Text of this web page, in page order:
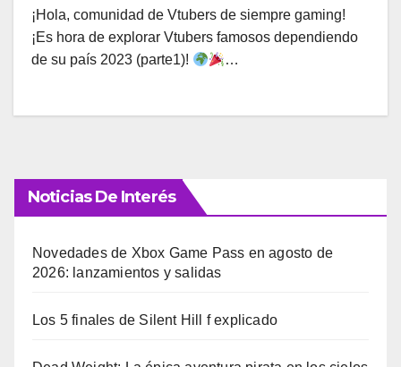
¡Hola, comunidad de Vtubers de siempre gaming!
¡Es hora de explorar Vtubers famosos dependiendo
de su país 2023 (parte1)!
…
Noticias De Interés
Novedades de Xbox Game Pass en agosto de
2026: lanzamientos y salidas
Los 5 finales de Silent Hill f explicado